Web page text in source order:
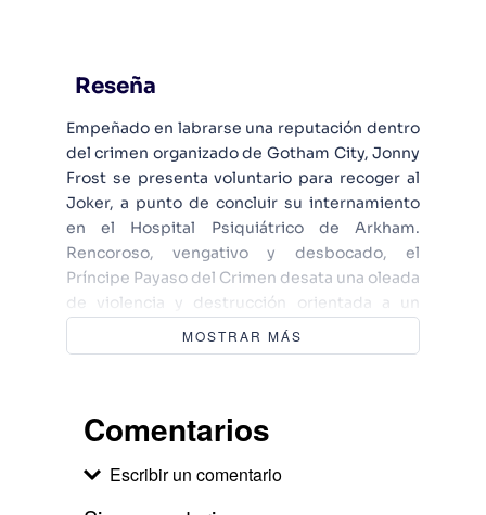
Reseña
Empeñado en labrarse una reputación dentro
del crimen organizado de Gotham City, Jonny
Frost se presenta voluntario para recoger al
Joker, a punto de concluir su internamiento
en el Hospital Psiquiátrico de Arkham.
Rencoroso, vengativo y desbocado, el
Príncipe Payaso del Crimen desata una oleada
de violencia y destrucción orientada a un
único objetivo: recuperar el trono usurpado
durante su ausencia. A través de los ojos de
Antes de Watchmen: Rorschach, Batman:
novela gráfica Joker para retratar los bajos
MOSTRAR MÁS
Comentarios
Escribir un comentario